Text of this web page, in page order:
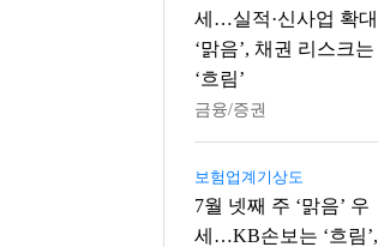
세…실적·신사업 확대
‘맑음’, 채권 리스크는
‘흐림’
금융/증권
보험업계기상도
7월 넷째 주 ‘맑음’ 우
세…KB손보는 ‘흐림’,